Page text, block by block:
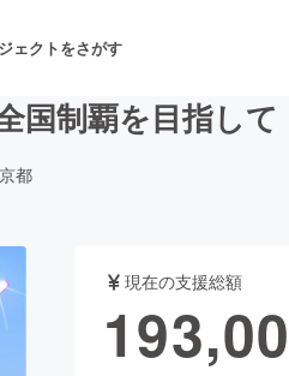
ェクトをさがす
台・パフォーマンス
制覇を目指して
都
現在の支援総額